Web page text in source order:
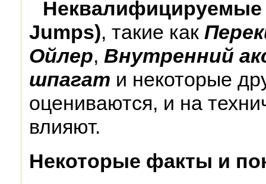
Jumps), такие как
Ойлер, Внутренний
шпагат и некоторые
оцениваются, и на
влияют.
Некоторые факты и